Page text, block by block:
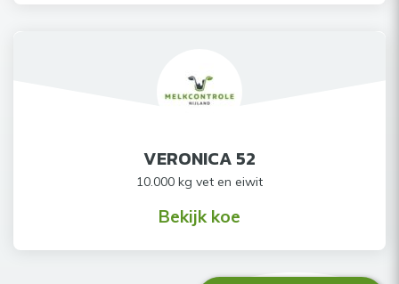
VERONICA 52
10.000 kg vet en eiwit
Bekijk koe